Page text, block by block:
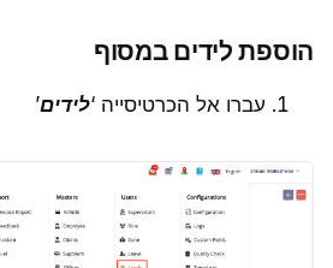
הוספת לידים במסוף
עברו אל הכרטיסייה ‘לידים’